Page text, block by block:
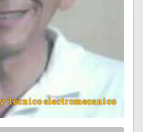
Tecnico electromecanico